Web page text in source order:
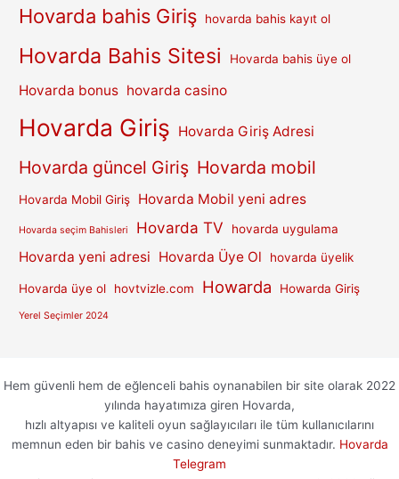
Hovarda bahis Giriş hovarda bahis kayıt ol
Hovarda Bahis Sitesi Hovarda bahis üye ol
Hovarda bonus hovarda casino
Hovarda Giriş Hovarda Giriş Adresi
Hovarda güncel Giriş Hovarda mobil
Hovarda Mobil Giriş Hovarda Mobil yeni adres
Hovarda seçim Bahisleri Hovarda TV hovarda uygulama
Hovarda yeni adresi Hovarda Üye Ol hovarda üyelik
Hovarda üye ol hovtvizle.com Howarda Howarda Giriş
Yerel Seçimler 2024
Hem güvenli hem de eğlenceli bahis oynanabilen bir site olarak 2022
yılında hayatımıza giren Hovarda,
hızlı altyapısı ve kaliteli oyun sağlayıcıları ile tüm kullanıcılarını
memnun eden bir bahis ve casino deneyimi sunmaktadır. Hovarda
Telegram